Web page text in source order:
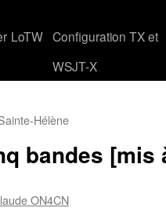
LoTW Configuration TX et
WSJT-X
Hélène
bandes
ON4CN